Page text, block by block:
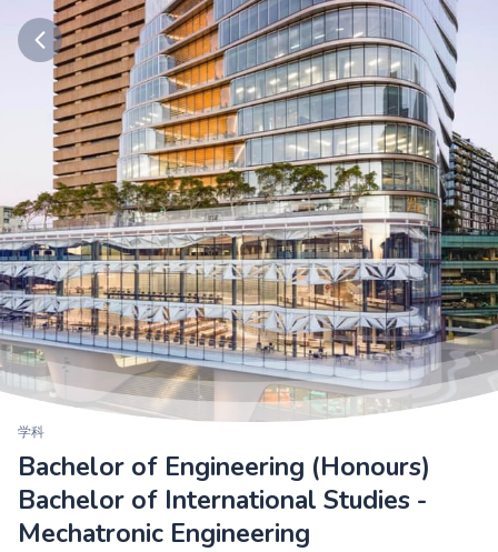
学科
Bachelor of Engineering (Honours)
Bachelor of International Studies -
Mechatronic Engineering